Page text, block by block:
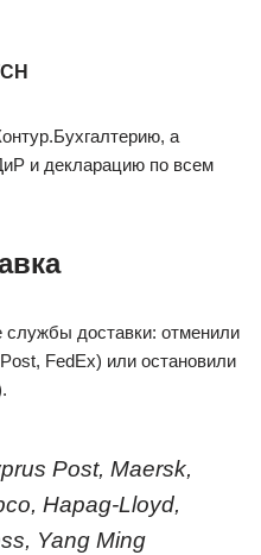
а
и декларацию по всем
службы доставки: отменили
FedEx) или остановили
Post, Maersk,
Hapag-Lloyd,
Yang Ming